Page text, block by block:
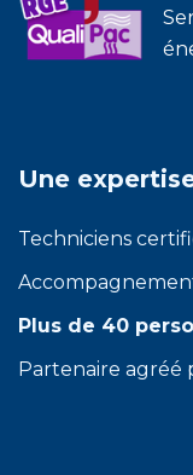
Une
Techniciens
Plus de 40
Partenaire agréé